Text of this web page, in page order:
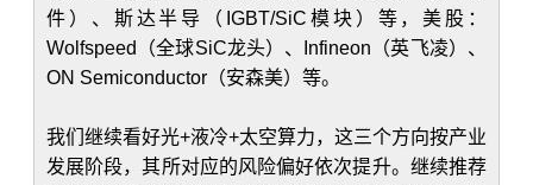
件）、斯达半导（IGBT/SiC模块）等，美股：
Wolfspeed（全球SiC龙头）、Infineon（英飞凌）、
ON Semiconductor（安森美）等。
我们继续看好光+液冷+太空算力，这三个方向按产业
发展阶段，其所对应的风险偏好依次提升。继续推荐